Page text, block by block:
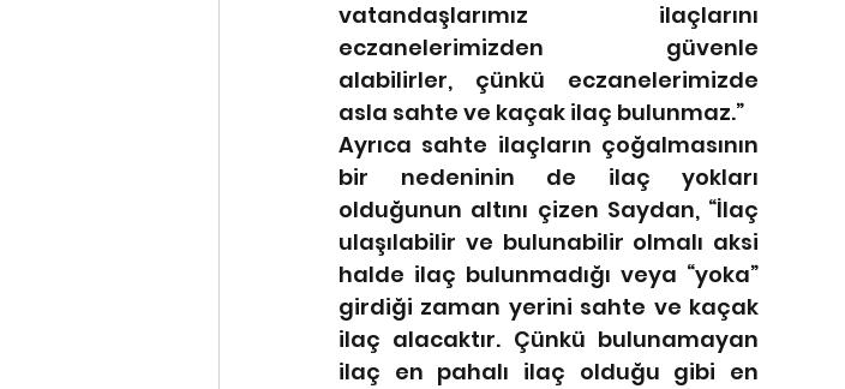
vatandaşlarımız ilaçlarını
eczanelerimizden güvenle
alabilirler, çünkü eczanelerimizde
asla sahte ve kaçak ilaç bulunmaz.”
Ayrıca sahte ilaçların çoğalmasının
bir nedeninin de ilaç yokları
olduğunun altını çizen Saydan, “İlaç
ulaşılabilir ve bulunabilir olmalı aksi
halde ilaç bulunmadığı veya “yoka”
girdiği zaman yerini sahte ve kaçak
ilaç alacaktır. Çünkü bulunamayan
ilaç en pahalı ilaç olduğu gibi en